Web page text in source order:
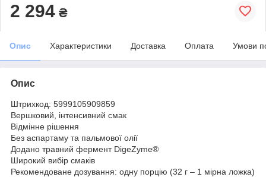
2 294 ₴
Опис Характеристики Доставка Оплата Умови
Опис
Штрихкод: 5999105909859
Вершковий, інтенсивний смак
Відмінне рішення
Без аспартаму та пальмової олії
Додано травний фермент DigeZyme®
Широкий вибір смаків
Рекомендоване дозування: одну порцію (32 г – 1 мірна ложка)